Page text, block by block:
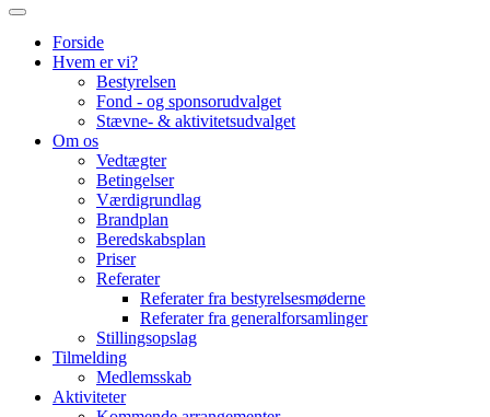
Forside
Hvem er vi?
Bestyrelsen
Fond - og sponsorudvalget
Stævne- & aktivitetsudvalget
Om os
Vedtægter
Betingelser
Værdigrundlag
Brandplan
Beredskabsplan
Priser
Referater
Referater fra bestyrelsesmøderne
Referater fra generalforsamlinger
Stillingsopslag
Tilmelding
Medlemsskab
Aktiviteter